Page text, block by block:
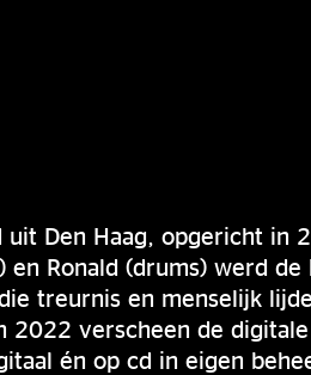
uit Den Haag, opgericht in
en Ronald (drums) werd
treurnis en menselijk
verscheen de digitale
én op cd in eigen